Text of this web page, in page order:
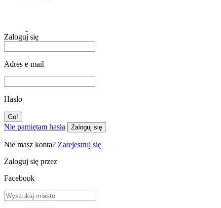
Zaloguj się
Adres e-mail
Hasło
Nie pamiętam hasła Zaloguj się
Nie masz konta? Zarejestruj się
Zaloguj się przez
Facebook